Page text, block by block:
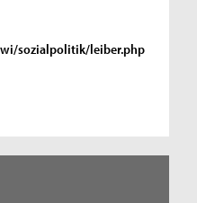
sozialpolitik/leiber.php